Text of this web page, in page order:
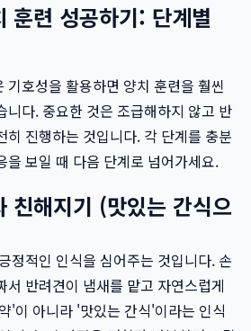
훈련 성공하기: 단계별
기호성을 활용하면 양치 훈련을 훨씬
니다. 중요한 것은 조급해하지 않고 반
히 진행하는 것입니다. 각 단계를 충분
을 보일 때 다음 단계로 넘어가세요.
친해지기 (맛있는 간식으
정적인 인식을 심어주는 것입니다. 손
서 반려견이 냄새를 맡고 자연스럽게
'이 아니라 '맛있는 간식'이라는 인식